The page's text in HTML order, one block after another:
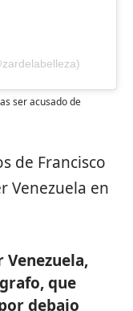
ser acusado de
de Francisco
Venezuela en
que
debajo